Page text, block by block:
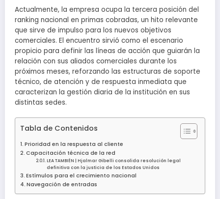
Actualmente, la empresa ocupa la tercera posición del
ranking nacional en primas cobradas, un hito relevante
que sirve de impulso para los nuevos objetivos
comerciales. El encuentro sirvió como el escenario
propicio para definir las líneas de acción que guiarán la
relación con sus aliados comerciales durante los
próximos meses, reforzando las estructuras de soporte
técnico, de atención y de respuesta inmediata que
caracterizan la gestión diaria de la institución en sus
distintas sedes.
Tabla de Contenidos
Prioridad en la respuesta al cliente
Capacitación técnica de la red
LEA TAMBIÉN | Hjalmar Gibelli consolida resolución legal
definitiva con la justicia de los Estados Unidos
Estímulos para el crecimiento nacional
Navegación de entradas